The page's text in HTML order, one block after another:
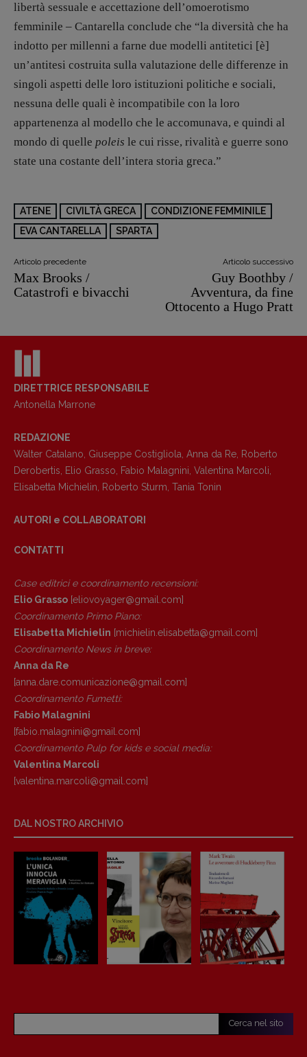
Tribunale Milano n° 5864/2023 – cod. fis.
97943720157 –
libertà sessuale e accettazione dell’omoerotismo
femminile – Cantarella conclude che “la diversità che ha
indotto per millenni a farne due modelli antitetici [è]
un’antitesi costruita sulla valutazione delle differenze in
singoli aspetti delle loro istituzioni politiche e sociali,
nessuna delle quali è incompatibile con la loro
appartenenza al modello che le accomunava, e quindi al
mondo di quelle poleis le cui risse, rivalità e guerre sono
state una costante dell’intera storia greca.”
ATENE CIVILTÀ GRECA
CONDIZIONE FEMMINILE
EVA CANTARELLA
SPARTA
Articolo precedente
Max Brooks /
Catastrofi e bivacchi
Articolo successivo
Guy Boothby /
Avventura, da fine
Ottocento a Hugo Pratt
DIRETTRICE RESPONSABILE
Antonella Marrone
REDAZIONE
Walter Catalano Giuseppe Costigliola Anna da Re Roberto
Derobertis
Elio Grasso Fabio Malagnini Valentina Marcoli
Elisabetta Michielin
Roberto Sturm Tania Tonin
AUTORI e COLLABORATORI
CONTATTI
Case editrici e coordinamento recensioni:
Elio Grasso [eliovoyager@gmail.com]
Coordinamento Primo Piano:
Elisabetta Michielin [michielin.elisabetta@gmail.com]
Coordinamento News in breve:
Anna da Re
[anna.dare.comunicazione@gmail. com]
Coordinamento Fumetti:
Fabio Malagnini
[fabio.malagnini@gmail. com]
Coordinamento Pulp for kids e social media:
Valentina Marcoli
[valentina.marcoli@gmail. com]
DAL NOSTRO ARCHIVIO
Cerca nel sito